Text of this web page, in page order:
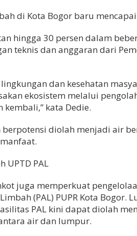
di Kota Bogor baru mencapai
hingga 30 persen dalam
teknis dan anggaran dari
dan kesehatan
ekosistem melalui
kata Dedie.
diolah menjadi air
UPTD PAL
juga memperkuat
(PAL) PUPR Kota Bogor.
PAL kini dapat diolah
air dan lumpur.